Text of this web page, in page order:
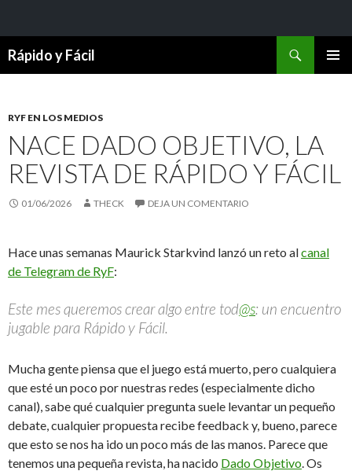
Rápido y Fácil
RYF EN LOS MEDIOS
NACE DADO OBJETIVO, LA
REVISTA DE RÁPIDO Y FÁCIL
01/06/2026 THECK DEJA UN COMENTARIO
Hace unas semanas Maurick Starkvind lanzó un reto alcanal
de Telegram de RyF:
Este mes queremos crear algo entre tod@s: un encuentro
jugable para Rápido y Fácil.
Mucha gente piensa que el juego está muerto, pero cualquiera
que esté un poco por nuestras redes (especialmente dicho
canal), sabe qué cualquier pregunta suele levantar un pequeño
debate, cualquier propuesta recibe feedback y, bueno, parece
que esto se nos ha ido un poco más de las manos. Parece que
tenemos una pequeña revista, ha nacido Dado Objetivo. Os